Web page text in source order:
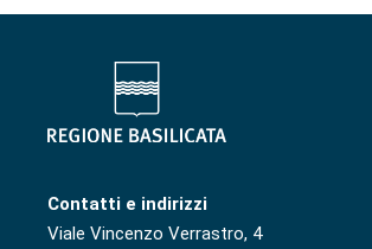
Contatti e indirizzi
Viale Vincenzo Verrastro, 4